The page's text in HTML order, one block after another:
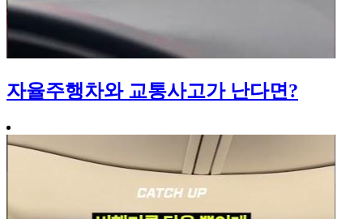
자율주행차와 교통사고가 난다면?